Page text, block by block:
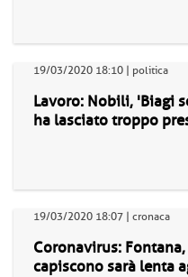
19/03/2020 18:10 | politica
Lavoro: Nobili, 'Biagi
ha lasciato troppo
19/03/2020 18:07 | cronaca
Coronavirus:
capiscono sarà lenta